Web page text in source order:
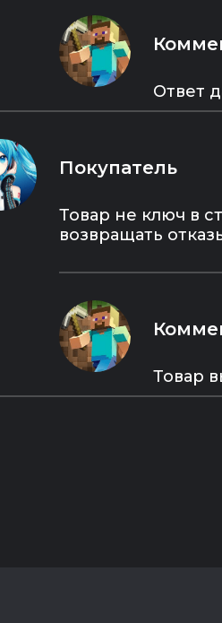
- Товар не является
ключом активации Steam.
- Вы получаете доступ к
нашему аккаунту Steam с
купленной на нём игрой.
- Активация аккаунта
производится БЕЗ сторонних
программ.
- Аккаунт не передаётся Вам в
собственность, вы получаете
доступ в общий аккаунт, на
аккаунте могут быть другие
пользователи, запрещено
безопасности аккаунта и
производить иные действия,
которые не являются
необходимыми для игры.
- Steam Family Sharing не
используется на аккаунте
(поделиться игрой на свой
Ответ
Покупатель
Товар не ключ в
возвращать
Товар